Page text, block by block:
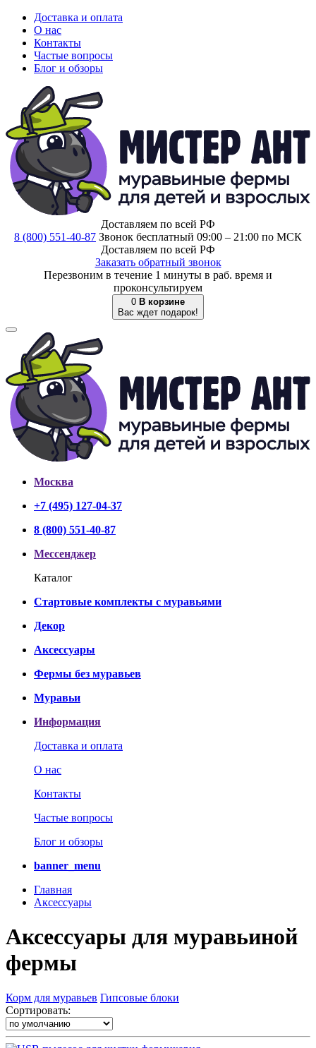
Доставка и оплата
О нас
Контакты
Частые вопросы
Блог и обзоры
Доставляем по всей РФ
8 (800) 551-40-87 Звонок бесплатный 09:00 – 21:00 по МСК
Доставляем по всей РФ
Заказать обратный звонок
Перезвоним в течение 1 минуты в раб. время и
проконсультируем
0 В корзине
Вас ждет подарок!
Москва
+7 (495) 127-04-37
8 (800) 551-40-87
Мессенджер
Каталог
Стартовые комплекты с муравьями
Декор
Аксессуары
Фермы без муравьев
Муравьи
Информация
Доставка и оплата
О нас
Контакты
Частые вопросы
Блог и обзоры
banner_menu
Главная
Аксессуары
Аксессуары для муравьиной
фермы
Корм для муравьев Гипсовые блоки
Сортировать: